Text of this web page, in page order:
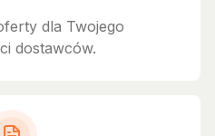
dla Twojego
dostawców.